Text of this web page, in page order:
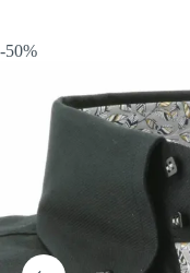
-50%